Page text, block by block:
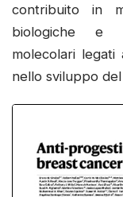
contribuito in
biologiche e
molecolari legati
nello sviluppo